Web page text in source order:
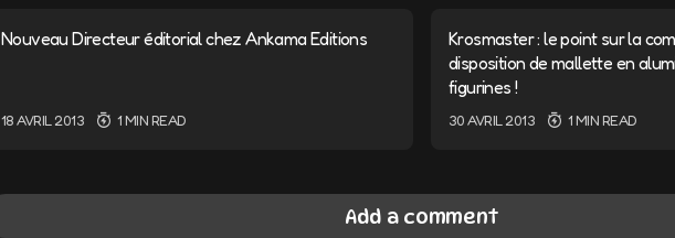
Nouveau Directeur éditorial chez Ankama Editions
18 AVRIL 2013 1 MIN READ
Krosmaster : le point sur la
disposition de mallette en
figurines !
30 AVRIL 2013 1 MIN READ
Add a comment